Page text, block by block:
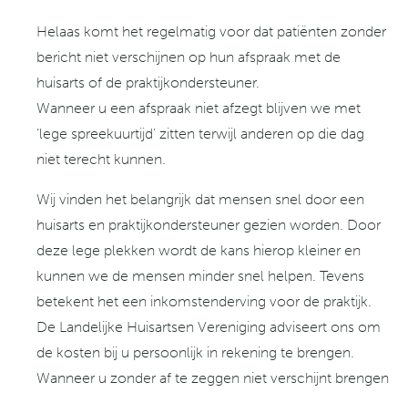
Helaas komt het regelmatig voor dat patiënten zonder
bericht niet verschijnen op hun afspraak met de
huisarts of de praktijkondersteuner.
Wanneer u een afspraak niet afzegt blijven we met
‘lege spreekuurtijd’ zitten terwijl anderen op die dag
niet terecht kunnen.
Wij vinden het belangrijk dat mensen snel door een
huisarts en praktijkondersteuner gezien worden. Door
deze lege plekken wordt de kans hierop kleiner en
kunnen we de mensen minder snel helpen. Tevens
betekent het een inkomstenderving voor de praktijk.
De Landelijke Huisartsen Vereniging adviseert ons om
de kosten bij u persoonlijk in rekening te brengen.
Wanneer u zonder af te zeggen niet verschijnt brengen